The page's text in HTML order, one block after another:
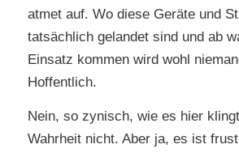
atmet auf. Wo diese Geräte und
tatsächlich gelandet sind und ab
Einsatz kommen wird wohl
Hoffentlich.
Nein, so zynisch, wie es hier
Wahrheit nicht. Aber ja, es ist